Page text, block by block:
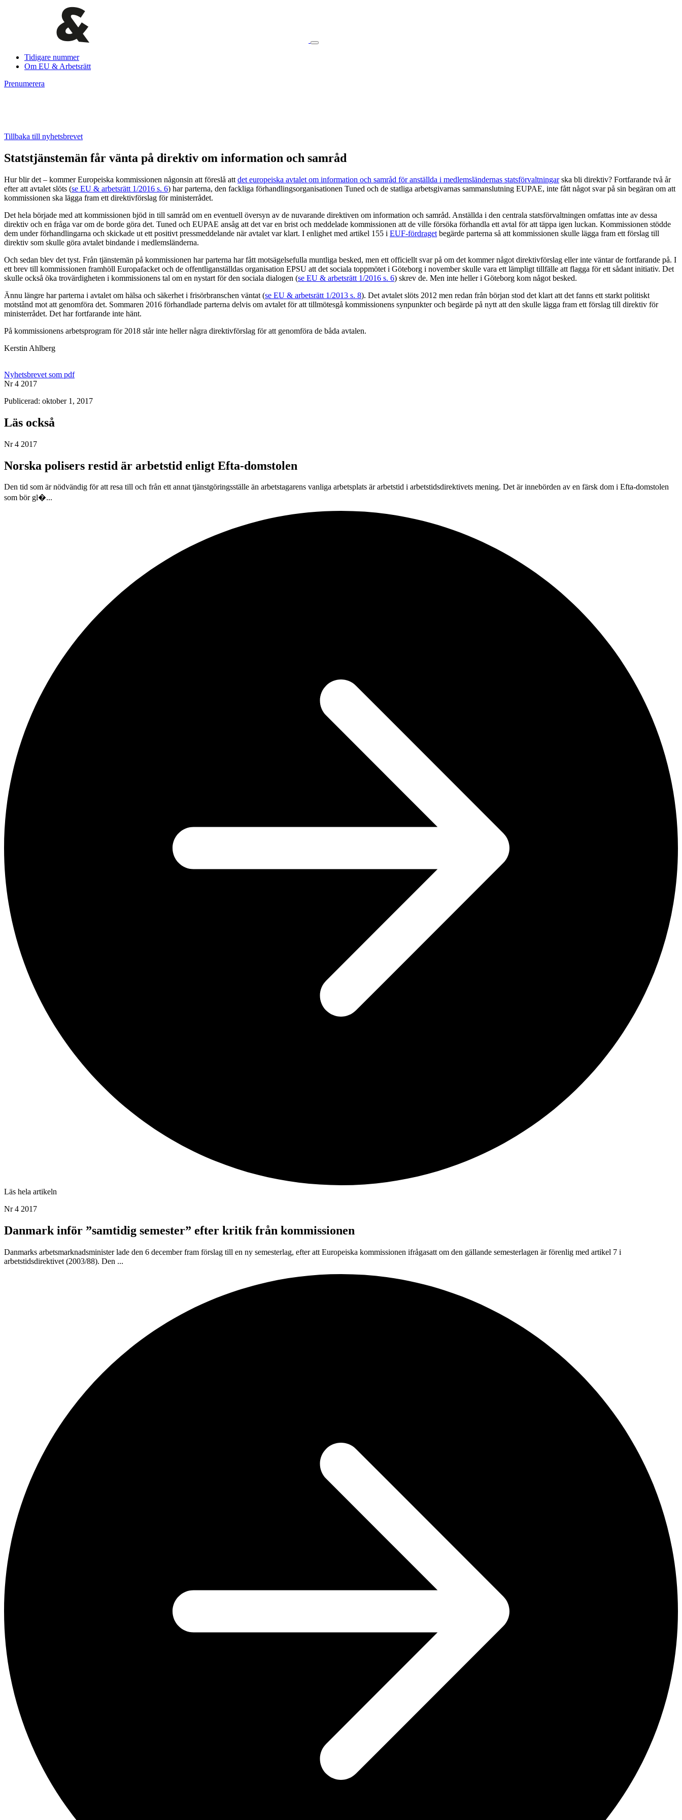
Tidigare nummer
Om EU & Arbetsrätt
Prenumerera
Tillbaka till nyhetsbrevet
Statstjänstemän får vänta på direktiv om information och samråd
Hur blir det – kommer Europeiska kommissionen någonsin att föreslå att det europeiska avtalet om information och samråd för anställda i medlemsländernas statsförvaltningarska bli direktiv? Fortfarande två år
efter att avtalet slöts (se EU & arbetsrätt 1/2016 s. 6) har parterna, den fackliga förhandlingsorganisationen Tuned och de statliga arbetsgivarnas sammanslutning EUPAE, inte fått något svar på sin begäran om att
kommissionen ska lägga fram ett direktivförslag för ministerrådet.
Det hela började med att kommissionen bjöd in till samråd om en eventuell översyn av de nuvarande direktiven om information och samråd. Anställda i den centrala statsförvaltningen omfattas inte av dessa
direktiv och en fråga var om de borde göra det. Tuned och EUPAE ansåg att det var en brist och meddelade kommissionen att de ville försöka förhandla ett avtal för att täppa igen luckan. Kommissionen stödde
dem under förhandlingarna och skickade ut ett positivt pressmeddelande när avtalet var klart. I enlighet med artikel 155 i EUF-fördraget begärde parterna så att kommissionen skulle lägga fram ett förslag till
direktiv som skulle göra avtalet bindande i medlemsländerna.
Och sedan blev det tyst. Från tjänstemän på kommissionen har parterna har fått motsägelsefulla muntliga besked, men ett officiellt svar på om det kommer något direktivförslag eller inte väntar de fortfarande på. I
ett brev till kommissionen framhöll Europafacket och de offentliganställdas organisation EPSU att det sociala toppmötet i Göteborg i november skulle vara ett lämpligt tillfälle att flagga för ett sådant initiativ. Det
skulle också öka trovärdigheten i kommissionens tal om en nystart för den sociala dialogen (se EU & arbetsrätt 1/2016 s. 6) skrev de. Men inte heller i Göteborg kom något besked.
Ännu längre har parterna i avtalet om hälsa och säkerhet i frisörbranschen väntat (se EU & arbetsrätt 1/2013 s. 8). Det avtalet slöts 2012 men redan från början stod det klart att det fanns ett starkt politiskt
motstånd mot att genomföra det. Sommaren 2016 förhandlade parterna delvis om avtalet för att tillmötesgå kommissionens synpunkter och begärde på nytt att den skulle lägga fram ett förslag till direktiv för
ministerrådet. Det har fortfarande inte hänt.
På kommissionens arbetsprogram för 2018 står inte heller några direktivförslag för att genomföra de båda avtalen.
Kerstin Ahlberg
Nyhetsbrevet som pdf
Nr 4 2017
Publicerad: oktober 1, 2017
Läs också
Nr 4 2017
Norska polisers restid är arbetstid enligt Efta-domstolen
Den tid som är nödvändig för att resa till och från ett annat tjänstgöringsställe än arbetstagarens vanliga arbetsplats är arbetstid i arbetstidsdirektivets mening. Det är innebörden av en färsk dom i Efta-domstolen
som bör gl�...
Läs hela artikeln
Nr 4 2017
Danmark inför ”samtidig semester” efter kritik från kommissionen
Danmarks arbetsmarknadsminister lade den 6 december fram förslag till en ny semesterlag, efter att Europeiska kommissionen ifrågasatt om den gällande semesterlagen är förenlig med artikel 7 i
arbetstidsdirektivet (2003/88). Den ...